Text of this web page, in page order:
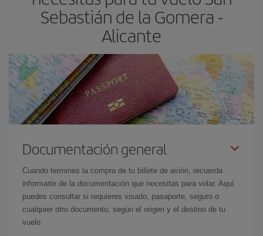
Sebastián de la Gomera -
Alicante
Documentación general
Cuando termines la compra de tu billete de avión, recuerda
informarte de la documentación que necesitas para volar. Aquí
puedes consultar si requieres visado, pasaporte, seguro o
cualquier otro documento, según el origen y el destino de tu
vuelo.